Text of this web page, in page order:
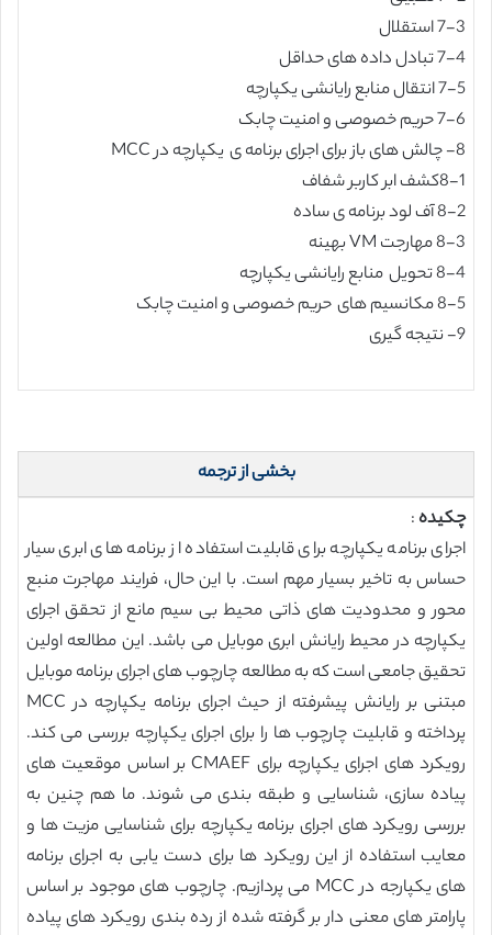
7-3 استقلال
7-4 تبادل داده های حداقل
7-5 انتقال منابع رایانشی یکپارچه
7-6 حریم خصوصی و امنیت چابک
8- چالش های باز برای اجرای برنامه ی یکپارچه در MCC
8-1کشف ابر کاربر شفاف
8-2 آف لود برنامه ی ساده
8-3 مهارجت VM بهینه
8-4 تحویل منابع رایانشی یکپارچه
8-5 مکانسیم های حریم خصوصی و امنیت چابک
9- نتیجه گیری
بخشی از ترجمه
چکیده :
اجرای برنامه یکپارچه برای قابلیت استفاده از برنامه های ابری سیار
حساس به تاخیر بسیار مهم است. با این حال، فرایند مهاجرت منبع
محور و محدودیت های ذاتی محیط بی سیم مانع از تحقق اجرای
یکپارچه در محیط رایانش ابری موبایل می باشد. این مطالعه اولین
تحقیق جامعی است که به مطالعه چارچوب های اجرای برنامه موبایل
مبتنی بر رایانش پیشرفته از حیث اجرای برنامه یکپارچه در MCC
پرداخته و قابلیت چارچوب ها را برای اجرای یکپارچه بررسی می کند.
رویکرد های اجرای یکپارچه برای CMAEF بر اساس موقعیت های
پیاده سازی، شناسایی و طبقه بندی می شوند. ما هم چنین به
بررسی رویکرد های اجرای برنامه یکپارچه برای شناسایی مزیت ها و
معایب استفاده از این رویکرد ها برای دست یابی به اجرای برنامه
های یکپارجه در MCC می پردازیم. چارچوب های موجود بر اساس
پارامتر های معنی دار بر گرفته شده از رده بندی رویکرد های پیاده